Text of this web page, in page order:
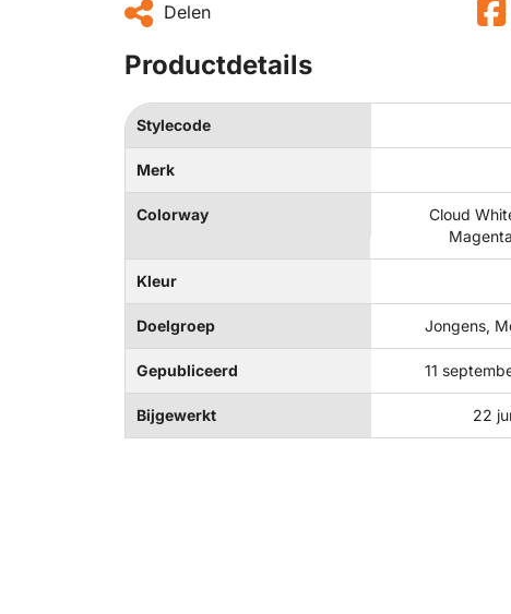
Delen
Productdetails
Stylecode
Merk
Colorway
Cloud
Kleur
Doelgroep Jongens,
Gepubliceerd 11
Bijgewerkt 22